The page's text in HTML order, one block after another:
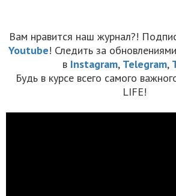
Вам нравится наш журнал?!
Youtube! Следить за
в Instagram, Telegram,
Будь в курсе всего самого
LIFE!